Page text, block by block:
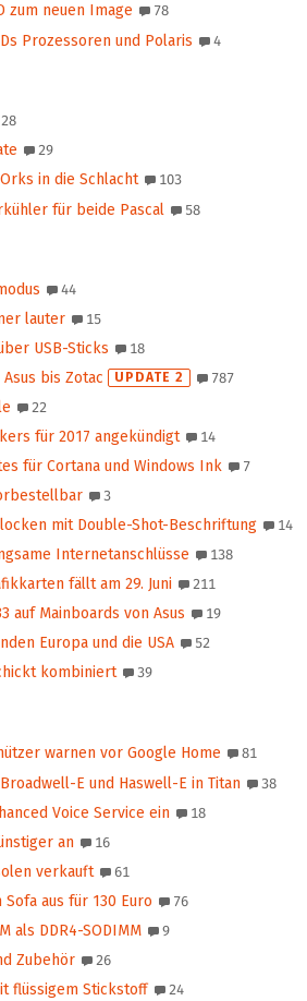
zum neuen Image 78
Prozessoren und Polaris 4
28
29
in die Schlacht 103
für beide Pascal 58
44
lauter 15
USB-Sticks 18
bis Zotac UPDATE 2 787
22
für 2017 angekündigt 14
für Cortana und Windows Ink 7
3
mit Double-Shot-Beschriftung 14
Internetanschlüsse 138
fällt am 29. Juni 211
auf Mainboards von Asus 19
Europa und die USA 52
kombiniert 39
warnen vor Google Home 81
E und Haswell-E in Titan 38
Voice Service ein 18
an 16
verkauft 61
aus für 130 Euro 76
als DDR4-SODIMM 9
Zubehör 26
flüssigem Stickstoff 24